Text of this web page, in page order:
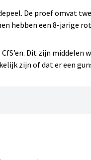
De proef omvat
hebben een 8-jarige
Dit zijn middelen
zijn of dat er een